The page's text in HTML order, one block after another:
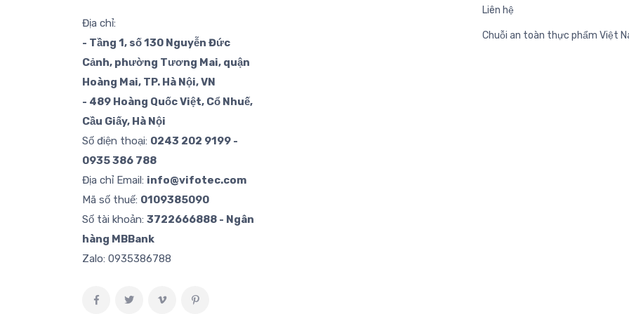
Địa chỉ:
- Tầng 1, số 130 Nguyễn Đức
Cảnh, phường Tương Mai, quận
Hoàng Mai, TP. Hà Nội, VN
- 489 Hoàng Quốc Việt, Cổ Nhuế,
Cầu Giấy, Hà Nội
Số điện thoại: 0243 202 9199 -
0935 386 788
Địa chỉ Email: info@vifotec.com
Mã số thuế: 0109385090
Số tài khoản: 3722666888 - Ngân
hàng MBBank
Zalo: 0935386788
Liên hệ
Chuỗi an toàn thực phẩm Việt